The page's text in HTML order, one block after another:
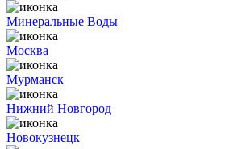
Минеральные Воды
Москва
Мурманск
Нижний Новгород
Новокузнецк